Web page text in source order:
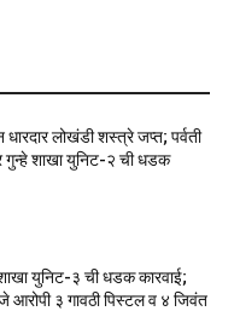
धारदार लोखंडी शस्त्रे जप्त; पर्वती
गुन्हे शाखा युनिट-२ ची धडक
युनिट-३ ची धडक कारवाई;
आरोपी ३ गावठी पिस्टल व ४ जिवंत